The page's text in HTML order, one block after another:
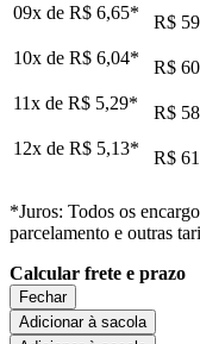
09x de R$ 6,65*
R$
10x de R$ 6,04*
R$
11x de R$ 5,29*
R$
12x de R$ 5,13* R$
*Juros: Todos os
parcelamento e outras
Calcular frete e prazo
Fechar
Adicionar à sacola